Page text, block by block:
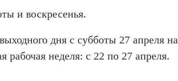
и воскресенья.
дня с субботы 27 апреля на
рабочая неделя: с 22 по 27 апреля.